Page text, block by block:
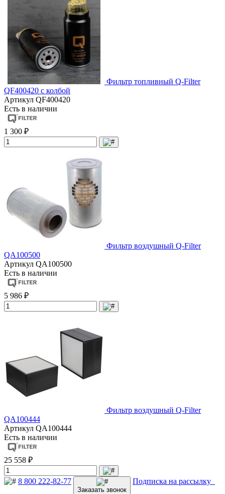
Фильтр топливный Q-Filter
QF400420 с колбой
Артикул QF400420
Есть в наличии
1 300 ₽
Фильтр воздушный Q-Filter
QA100500
Артикул QA100500
Есть в наличии
5 986 ₽
Фильтр воздушный Q-Filter
QA100444
Артикул QA100444
Есть в наличии
25 558 ₽
8 800 222-82-77
Заказать звонок
Подписка на рассылку